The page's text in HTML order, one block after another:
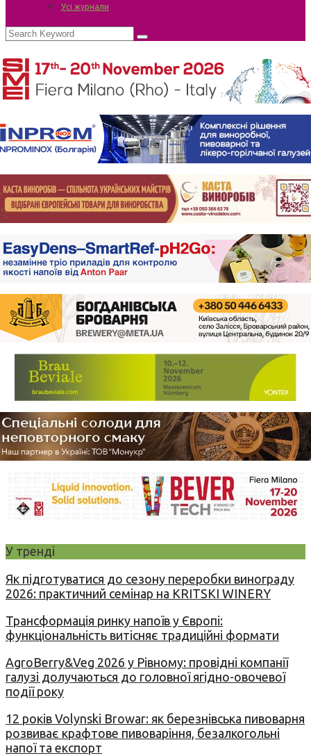
Усі журнали
У тренді
Як підготуватися до сезону переробки винограду
2026: практичний семінар на KRITSKI WINERY
Трансформація ринку напоїв у Європі:
функціональність витісняє традиційні формати
AgroBerry&Veg 2026 у Рівному: провідні компанії
галузі долучаються до головної ягідно-овочевої
події року
12 років Volynski Browar: як березнівська пивоварня
розвиває крафтове пивоваріння, безалкогольні
напої та експорт